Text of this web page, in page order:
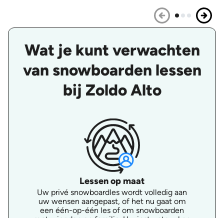
Wat je kunt verwachten
van snowboarden lessen
bij Zoldo Alto
Lessen op maat
Uw privé snowboardles wordt volledig aan
uw wensen aangepast, of het nu gaat om
een één-op-één les of om snowboarden